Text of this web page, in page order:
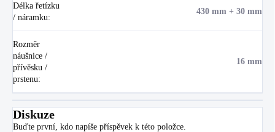
Délka řetízku
/ náramku:
430 mm + 30 mm
Rozměr
náušnice /
přívěsku /
prstenu:
16 mm
Diskuze
Buďte první, kdo napíše příspěvek k této položce.